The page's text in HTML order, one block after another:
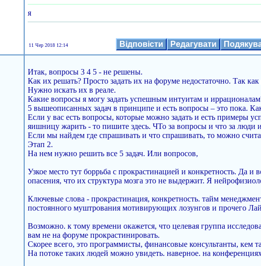
я
11 Чер 2018 12:14 Відповісти Редагувати
Итак, вопросы 3 4 5 - не решены.
Как их решать? Просто задать их на форуме недостаточно. Так
Нужно искать их в реале.
Какие вопросы я могу задать успешным интуитам и
5 вышеописанных задач в принципе и есть вопросы – это пока.
Если у вас есть вопросы, которые можно задать и есть примеры
яишницу жарить - то пишите здесь. ЧТо за вопросы и что за люди
Если мы найдем где спрашивать и что спрашивать, то можно
Этап 2.
На нем нужно решить все 5 задач. Или вопросов,
Узкое место тут боррьба с прокрастинацией и конкретность. Да
опасения, что их структура мозга это не выдержит. Я
Ключевые слова - прокрастинация, конкретность. тайм
постоянного муштрования мотивирующих лозунгов и прочего
Возможно. к тому времени окажется, что целевая группа
вам не на форуме прокрастинировать.
Скорее всего, это программисты, финансовые консультанты,
На потоке таких людей можно увидеть. наверное. на